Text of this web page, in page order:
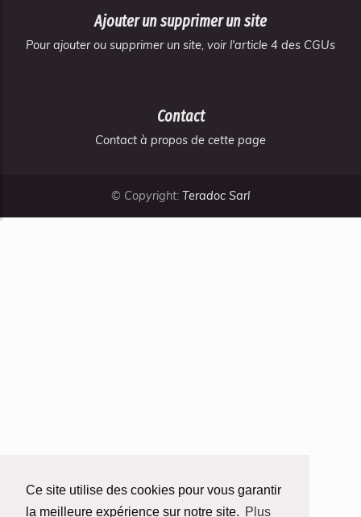
Ce site utilise des cookies pour vous garantir
la meilleure expérience sur notre site. Plus
Ajouter un supprimer un site
Pour ajouter ou supprimer un site, voir l'article 4 des CGUs
Contact
Contact à propos de cette page
© Copyright: Teradoc Sarl